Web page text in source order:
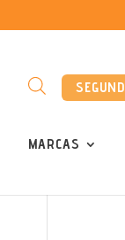
MARCAS